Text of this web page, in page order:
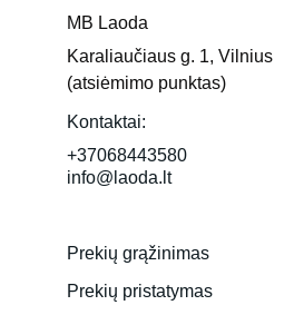
MB Laoda
Karaliaučiaus g. 1, Vilnius
(atsiėmimo punktas)
Kontaktai:
+37068443580
info@laoda.lt
Prekių grąžinimas
Prekių pristatymas